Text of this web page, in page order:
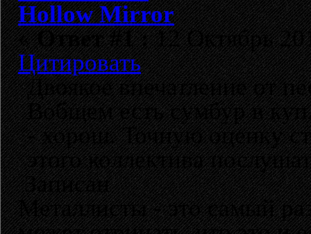
Hollow Mirror
«Ответ #1 :12 Октябрь
Цитировать
Двоякое впечатление от
Вобщем есть сумбур в
- хорош. Точную оценку
этого коллектива
Записан
Металлисты - это самый